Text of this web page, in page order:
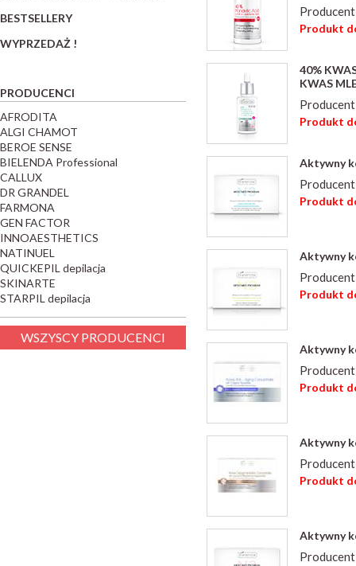
BESTSELLERY
WYPRZEDAŻ !
PRODUCENCI
AFRODITA
ALGI CHAMOT
BEROE SENSE
BIELENDA Professional
CALLUX
DR GRANDEL
FARMONA
GEN FACTOR
INNOAESTHETICS
NATINUEL
QUICKEPIL depilacja
SKINARTE
STARPIL depilacja
WSZYSCY PRODUCENCI
Produkt
40%
KWAS
Produkt
Aktywny
Produkt
Aktywny
Produkt
Aktywny
Produkt
Aktywny
Produkt
Aktywny